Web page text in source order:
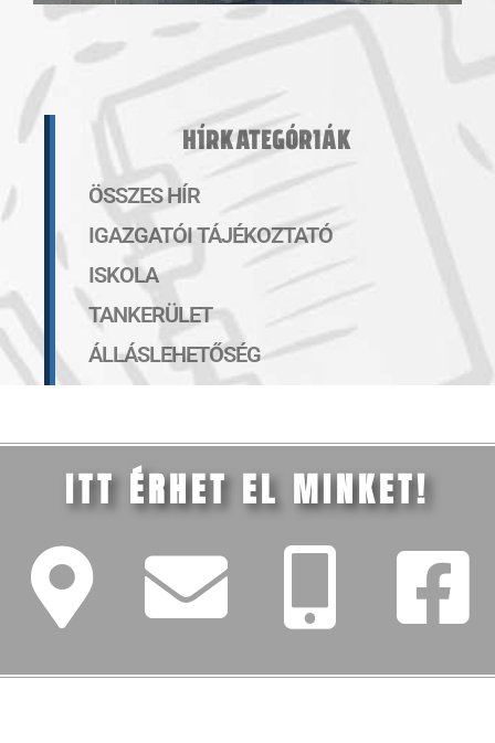
HÍRKATEGÓRIÁK
ÖSSZES HÍR
IGAZGATÓI TÁJÉKOZTATÓ
ISKOLA
TANKERÜLET
ÁLLÁSLEHETŐSÉG
ITT ÉRHET EL MINKET!